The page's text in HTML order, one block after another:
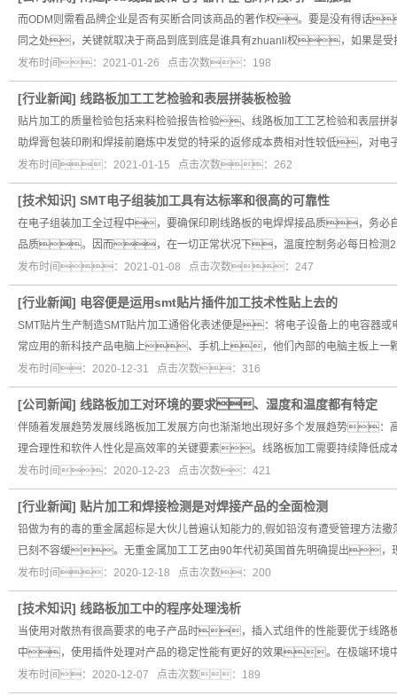
而ODM则需看品牌企业是否有买断合同该商品的著作权。要是没有得
同之处，关键就取决于商品到底到底是谁具有zhuanli权，如果是
发布时间：2021-01-26 点击次数：198
[行业新闻] 线路板加工工艺检验和表层拼装板检验
贴片加工的质量检验包括来料检验报告检验、线路板加工工艺检验和
助焊膏包装印刷和焊接前磨炼中发觉的特采的返修成本费相对性较低，对电
发布时间：2021-01-15 点击次数：262
[技术知识] SMT电子组装加工具有达标率和很高的可靠性
在电子组装加工全过程中，要确保印刷线路板的电焊焊接品质，务必
品质。因而，在一切正常状况下，温度控制务必每日检测
发布时间：2021-01-08 点击次数：247
[行业新闻] 电容便是运用smt贴片插件加工技术性贴上去的
SMT贴片生产制造SMT贴片加工通俗化表述便是：将电子设备上的电
常应用的新科技产品电脑上、手机上，他们內部的电脑主板上
发布时间：2020-12-31 点击次数：316
[公司新闻] 线路板加工对环境的要求、湿度和温度都有特定
伴随着发展趋势发展线路板加工发展方向也渐渐地出現好多个发展趋势
理合理性和软件人性化是高效率的关键要素。线路板加工需要持续降低
发布时间：2020-12-23 点击次数：421
[行业新闻] 贴片加工和焊接检测是对焊接产品的全面检测
铅做为有的毒的重金属超标是大伙儿普遍认知能力的,假如铅沒有遭受管理方
已刻不容缓。无重金属加工工艺由90年代初英国首先明确提出，
发布时间：2020-12-18 点击次数：200
[技术知识] 线路板加工中的程序处理浅析
当使用对散热有很高要求的电子产品时，插入式组件的性能要优于
中，使用插件处理对产品的稳定性能有更好的效果。在极端环
发布时间：2020-12-07 点击次数：189